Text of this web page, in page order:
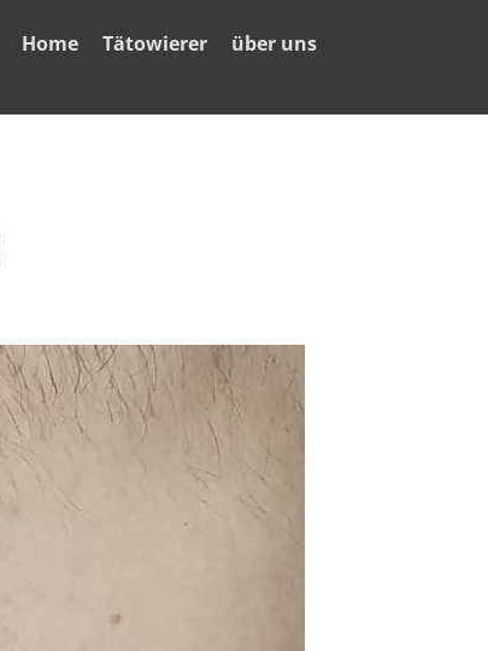
Home Tätowierer über uns